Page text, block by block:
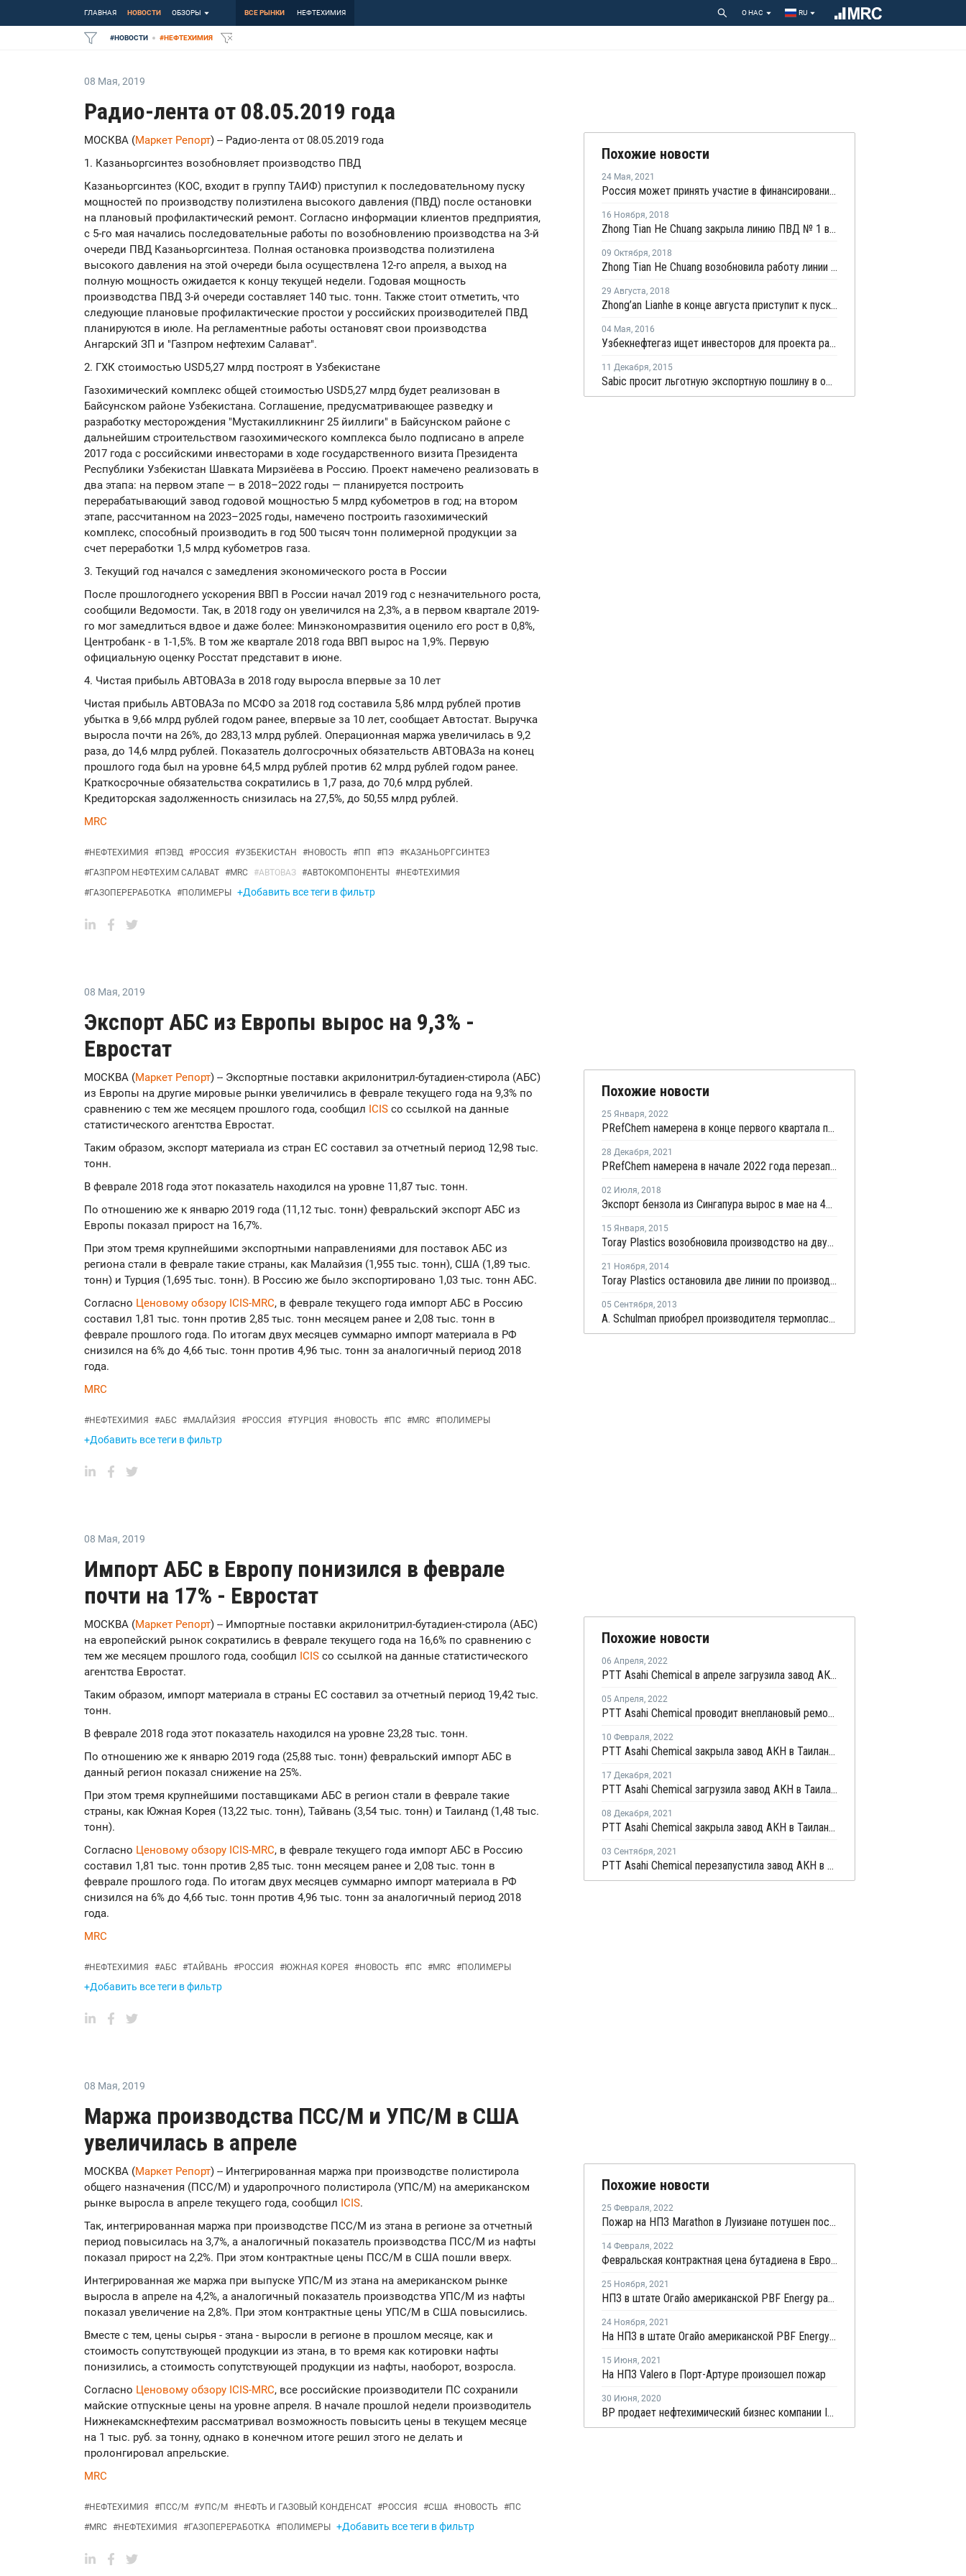
ГЛАВНАЯ НОВОСТИ ОБЗОРЫ ВСЕ РЫНКИ НЕФТЕХИМИЯ О НАС RU
#НОВОСТИ #НЕФТЕХИМИЯ
08 Мая, 2019
Радио-лента от 08.05.2019 года
МОСКВА (Маркет Репорт) -- Радио-лента от 08.05.2019 года
1. Казаньоргсинтез возобновляет производство ПВД
Казаньоргсинтез (КОС, входит в группу ТАИФ) приступил к последовательному пуску
мощностей по производству полиэтилена высокого давления (ПВД) после остановки
на плановый профилактический ремонт. Согласно информации клиентов предприятия,
с 5-го мая начались последовательные работы по возобновлению производства на 3-й
очереди ПВД Казаньоргсинтеза. Полная остановка производства полиэтилена
высокого давления на этой очереди была осуществлена 12-го апреля, а выход на
полную мощность ожидается к концу текущей недели. Годовая мощность
производства ПВД 3-й очереди составляет 140 тыс. тонн. Также стоит отметить, что
следующие плановые профилактические простои у российских производителей ПВД
планируются в июле. На регламентные работы остановят свои производства
Ангарский ЗП и "Газпром нефтехим Салават".
2. ГХК стоимостью USD5,27 млрд построят в Узбекистане
Газохимический комплекс общей стоимостью USD5,27 млрд будет реализован в
Байсунском районе Узбекистана. Соглашение, предусматривающее разведку и
разработку месторождения "Мустакилликнинг 25 йиллиги" в Байсунском районе с
дальнейшим строительством газохимического комплекса было подписано в апреле
2017 года с российскими инвесторами в ходе государственного визита Президента
Республики Узбекистан Шавката Мирзиёева в Россию. Проект намечено реализовать в
два этапа: на первом этапе — в 2018–2022 годы — планируется построить
перерабатывающий завод годовой мощностью 5 млрд кубометров в год; на втором
этапе, рассчитанном на 2023–2025 годы, намечено построить газохимический
комплекс, способный производить в год 500 тысяч тонн полимерной продукции за
счет переработки 1,5 млрд кубометров газа.
3. Текущий год начался с замедления экономического роста в России
После прошлогоднего ускорения ВВП в России начал 2019 год с незначительного роста,
сообщили Ведомости. Так, в 2018 году он увеличился на 2,3%, а в первом квартале 2019-
го мог замедлиться вдвое и даже более: Минэкономразвития оценило его рост в 0,8%,
Центробанк - в 1-1,5%. В том же квартале 2018 года ВВП вырос на 1,9%. Первую
официальную оценку Росстат представит в июне.
4. Чистая прибыль АВТОВАЗа в 2018 году выросла впервые за 10 лет
Чистая прибыль АВТОВАЗа по МСФО за 2018 год составила 5,86 млрд рублей против
убытка в 9,66 млрд рублей годом ранее, впервые за 10 лет, сообщает Автостат. Выручка
выросла почти на 26%, до 283,13 млрд рублей. Операционная маржа увеличилась в 9,2
раза, до 14,6 млрд рублей. Показатель долгосрочных обязательств АВТОВАЗа на конец
прошлого года был на уровне 64,5 млрд рублей против 62 млрд рублей годом ранее.
Краткосрочные обязательства сократились в 1,7 раза, до 70,6 млрд рублей.
Кредиторская задолженность снизилась на 27,5%, до 50,55 млрд рублей.
MRC
#НЕФТЕХИМИЯ #ПЭВД #РОССИЯ #УЗБЕКИСТАН #НОВОСТЬ #ПП #ПЭ #КАЗАНЬОРГСИНТЕЗ
#ГАЗПРОМ НЕФТЕХИМ САЛАВАТ #MRC #АВТОВАЗ #АВТОКОМПОНЕНТЫ #НЕФТЕХИМИЯ
#ГАЗОПЕРЕРАБОТКА #ПОЛИМЕРЫ +Добавить все теги в фильтр
Похожие новости
24 Мая, 2021
Россия может принять участие в финансировании проекта расширения мощностей Шуртанского ГХК
16 Ноября, 2018
Zhong Tian He Chuang закрыла линию ПВД № 1 в Ордосе на незапланированный ремонт
09 Октября, 2018
Zhong Tian He Chuang возобновила работу линии ПВД № 2 в Ордосе
29 Августа, 2018
Zhong’an Lianhe в конце августа приступит к пуско-наладочным работам на новых заводах ПВД и ПП в Китае
04 Мая, 2016
Узбекнефтегаз ищет инвесторов для проекта расширения Шуртанского ГХК
11 Декабря, 2015
Sabic просит льготную экспортную пошлину в обмен на инвестиции в РФ
08 Мая, 2019
Экспорт АБС из Европы вырос на 9,3% -
Евростат
МОСКВА (Маркет Репорт) -- Экспортные поставки акрилонитрил-бутадиен-стирола (АБС)
из Европы на другие мировые рынки увеличились в феврале текущего года на 9,3% по
сравнению с тем же месяцем прошлого года, сообщил ICIS со ссылкой на данные
статистического агентства Евростат.
Таким образом, экспорт материала из стран ЕС составил за отчетный период 12,98 тыс.
тонн.
В феврале 2018 года этот показатель находился на уровне 11,87 тыс. тонн.
По отношению же к январю 2019 года (11,12 тыс. тонн) февральский экспорт АБС из
Европы показал прирост на 16,7%.
При этом тремя крупнейшими экспортными направлениями для поставок АБС из
региона стали в феврале такие страны, как Малайзия (1,955 тыс. тонн), США (1,89 тыс.
тонн) и Турция (1,695 тыс. тонн). В Россию же было экспортировано 1,03 тыс. тонн АБС.
Согласно Ценовому обзору ICIS-MRC, в феврале текущего года импорт АБС в Россию
составил 1,81 тыс. тонн против 2,85 тыс. тонн месяцем ранее и 2,08 тыс. тонн в
феврале прошлого года. По итогам двух месяцев суммарно импорт материала в РФ
снизился на 6% до 4,66 тыс. тонн против 4,96 тыс. тонн за аналогичный период 2018
года.
MRC
#НЕФТЕХИМИЯ #АБС #МАЛАЙЗИЯ #РОССИЯ #ТУРЦИЯ #НОВОСТЬ #ПС #MRC #ПОЛИМЕРЫ
+Добавить все теги в фильтр
Похожие новости
25 Января, 2022
PRefChem намерена в конце первого квартала перезапустить завод бутадиена в Малайзии
28 Декабря, 2021
PRefChem намерена в начале 2022 года перезапустить завод бутадиена в Малайзии
02 Июля, 2018
Экспорт бензола из Сингапура вырос в мае на 42% по отношению к апрелю
15 Января, 2015
Toray Plastics возобновила производство на двух линиях АБС в Малайзии
21 Ноября, 2014
Toray Plastics остановила две линии по производству АБС в Малайзии на профилактику
05 Сентября, 2013
A. Schulman приобрел производителя термопластов Perrite Group
08 Мая, 2019
Импорт АБС в Европу понизился в феврале
почти на 17% - Евростат
МОСКВА (Маркет Репорт) -- Импортные поставки акрилонитрил-бутадиен-стирола (АБС)
на европейский рынок сократились в феврале текущего года на 16,6% по сравнению с
тем же месяцем прошлого года, сообщил ICIS со ссылкой на данные статистического
агентства Евростат.
Таким образом, импорт материала в страны ЕС составил за отчетный период 19,42 тыс.
тонн.
В феврале 2018 года этот показатель находился на уровне 23,28 тыс. тонн.
По отношению же к январю 2019 года (25,88 тыс. тонн) февральский импорт АБС в
данный регион показал снижение на 25%.
При этом тремя крупнейшими поставщиками АБС в регион стали в феврале такие
страны, как Южная Корея (13,22 тыс. тонн), Тайвань (3,54 тыс. тонн) и Таиланд (1,48 тыс.
тонн).
Согласно Ценовому обзору ICIS-MRC, в феврале текущего года импорт АБС в Россию
составил 1,81 тыс. тонн против 2,85 тыс. тонн месяцем ранее и 2,08 тыс. тонн в
феврале прошлого года. По итогам двух месяцев суммарно импорт материала в РФ
снизился на 6% до 4,66 тыс. тонн против 4,96 тыс. тонн за аналогичный период 2018
года.
MRC
#НЕФТЕХИМИЯ #АБС #ТАЙВАНЬ #РОССИЯ #ЮЖНАЯ КОРЕЯ #НОВОСТЬ #ПС #MRC #ПОЛИМЕРЫ
+Добавить все теги в фильтр
Похожие новости
06 Апреля, 2022
PTT Asahi Chemical в апреле загрузила завод АКН в Таиланде в штатном режиме после перезапуска
05 Апреля, 2022
PTT Asahi Chemical проводит внеплановый ремонт на заводе АКН в Таиланде
10 Февраля, 2022
PTT Asahi Chemical закрыла завод АКН в Таиланде из-за технических проблем
17 Декабря, 2021
PTT Asahi Chemical загрузила завод АКН в Таиланде в штатном режиме после перезапуска
08 Декабря, 2021
PTT Asahi Chemical закрыла завод АКН в Таиланде на внеплановый ремонт
03 Сентября, 2021
PTT Asahi Chemical перезапустила завод АКН в Таиланде после планового ремонта
08 Мая, 2019
Маржа производства ПСC/М и УПС/М в США
увеличилась в апреле
МОСКВА (Маркет Репорт) -- Интегрированная маржа при производстве полистирола
общего назначения (ПСС/М) и ударопрочного полистирола (УПС/М) на американском
рынке выросла в апреле текущего года, сообщил ICIS.
Так, интегрированная маржа при производстве ПСС/М из этана в регионе за отчетный
период повысилась на 3,7%, а аналогичный показатель производства ПСС/М из нафты
показал прирост на 2,2%. При этом контрактные цены ПСС/М в США пошли вверх.
Интегрированная же маржа при выпуске УПС/М из этана на американском рынке
выросла в апреле на 4,2%, а аналогичный показатель производства УПС/М из нафты
показал увеличение на 2,8%. При этом контрактные цены УПС/М в США повысились.
Вместе с тем, цены сырья - этана - выросли в регионе в прошлом месяце, как и
стоимость сопутствующей продукции из этана, в то время как котировки нафты
понизились, а стоимость сопутствующей продукции из нафты, наоборот, возросла.
Согласно Ценовому обзору ICIS-MRC, все российские производители ПС сохранили
майские отпускные цены на уровне апреля. В начале прошлой недели производитель
Нижнекамскнефтехим рассматривал возможность повысить цены в текущем месяце
на 1 тыс. руб. за тонну, однако в конечном итоге решил этого не делать и
пролонгировал апрельские.
MRC
#НЕФТЕХИМИЯ #ПСС/М #УПС/М #НЕФТЬ И ГАЗОВЫЙ КОНДЕНСАТ #РОССИЯ #США #НОВОСТЬ #ПС
#MRC #НЕФТЕХИМИЯ #ГАЗОПЕРЕРАБОТКА #ПОЛИМЕРЫ +Добавить все теги в фильтр
Похожие новости
25 Февраля, 2022
Пожар на НПЗ Marathon в Луизиане потушен после взрыва
14 Февраля, 2022
Февральская контрактная цена бутадиена в Европе выросла на EUR50 за тонну
25 Ноября, 2021
НПЗ в штате Огайо американской PBF Energy работает в штатном режиме, несмотря на пожар
24 Ноября, 2021
На НПЗ в штате Огайо американской PBF Energy произошел пожар
15 Июня, 2021
На НПЗ Valero в Порт-Артуре произошел пожар
30 Июня, 2020
BP продает нефтехимический бизнес компании Ineos